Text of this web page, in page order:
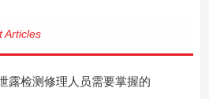
Articles
露检测修理人员需要掌握的